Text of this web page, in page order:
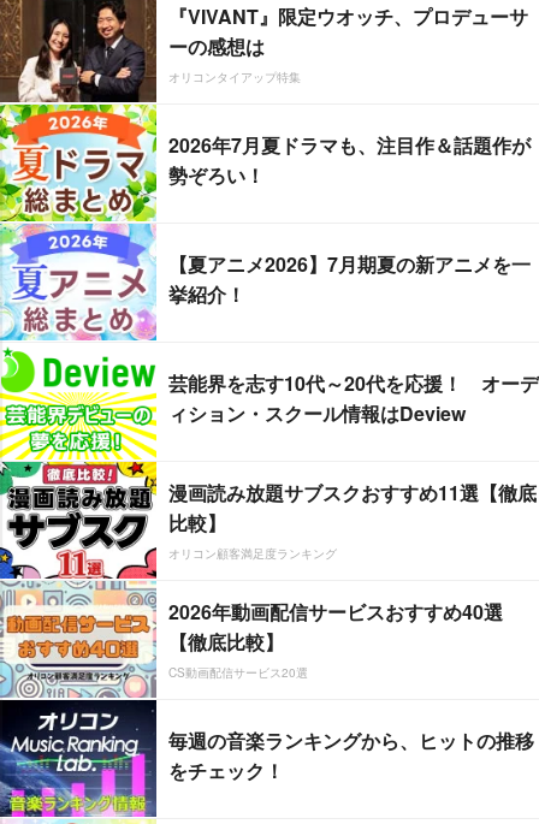
『VIVANT』限定ウオッチ、プロデューサ
ーの感想は
オリコンタイアップ特集
2026年7月夏ドラマも、注目作＆話題作が
勢ぞろい！
【夏アニメ2026】7月期夏の新アニメを一
挙紹介！
芸能界を志す10代～20代を応援！ オーデ
ィション・スクール情報はDeview
漫画読み放題サブスクおすすめ11選【徹底
比較】
オリコン顧客満足度ランキング
2026年動画配信サービスおすすめ40選
【徹底比較】
CS動画配信サービス20選
毎週の音楽ランキングから、ヒットの推移
をチェック！